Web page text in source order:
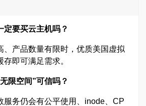
定要买云主机吗？
、产品数量有限时，优质美国虚拟
即可满足需求。
限空间”可信吗？
服务仍会有公平使用、inode、CP